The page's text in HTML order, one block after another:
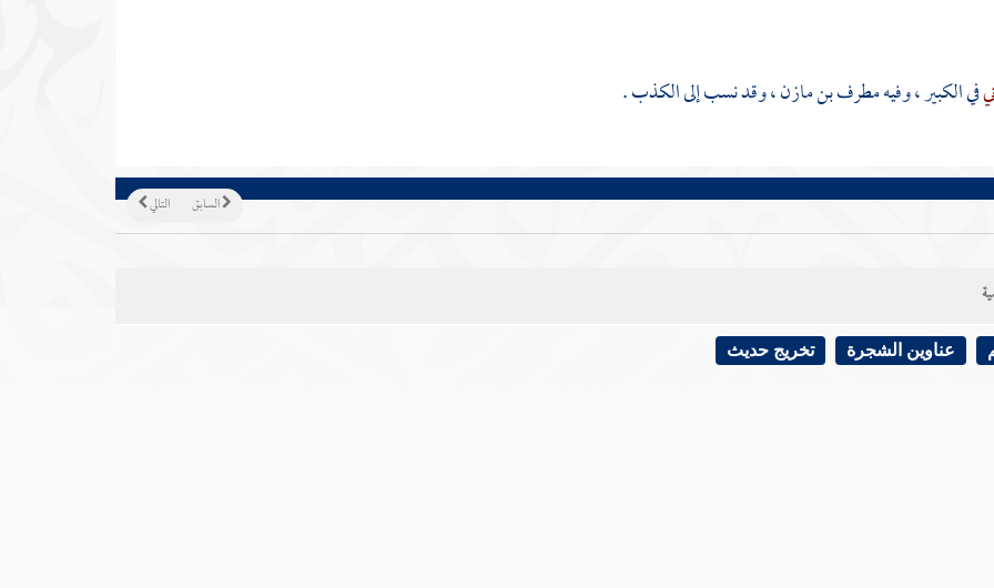
في الكبير ، وفيهمطرف بن مازن، وقد نسب إلى الكذب .
التالي السابق
عناوين الشجرة تخريج حديث